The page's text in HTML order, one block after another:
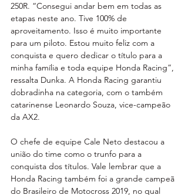
250R. “Consegui andar bem em todas as
etapas neste ano. Tive 100% de
aproveitamento. Isso é muito importante
para um piloto. Estou muito feliz com a
conquista e quero dedicar o título para a
minha família e toda equipe Honda Racing”,
ressalta Dunka. A Honda Racing garantiu
dobradinha na categoria, com o também
catarinense Leonardo Souza, vice-campeão
da AX2.
O chefe de equipe Cale Neto destacou a
união do time como o trunfo para a
conquista dos títulos. Vale lembrar que a
Honda Racing também foi a grande campeã
do Brasileiro de Motocross 2019, no qual